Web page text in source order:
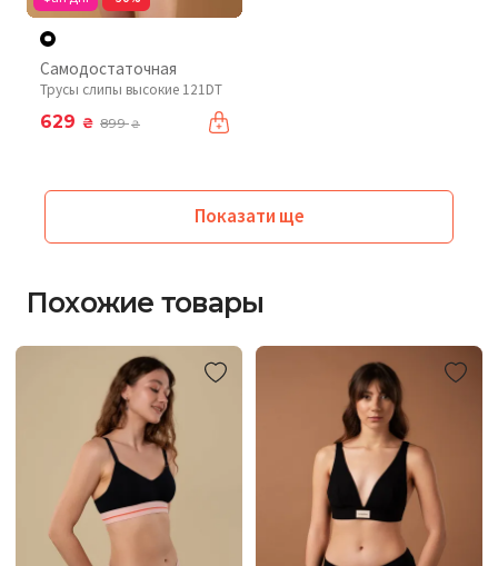
Самодостаточная
Трусы слипы высокие 121DT
629 ₴ 899₴
Показати ще
Похожие товары